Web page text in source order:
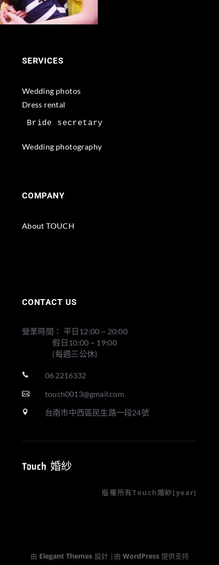
SERVICES
Wedding photos
Dress rental
Wedding photography
COMPANY
About TOUCH
CONTACT US
營業時間： 平日12:00 ~ 20:00
假日10:00 ~ 19:00
(每週三公休)
 06 2216332
 touch0013@gmail.com
 台南市中西區民生路一段24號
Touch 婚紗
版權所有Touch婚紗[year]
由 Elegant Themes 設計 |由 WordPress 提供支持